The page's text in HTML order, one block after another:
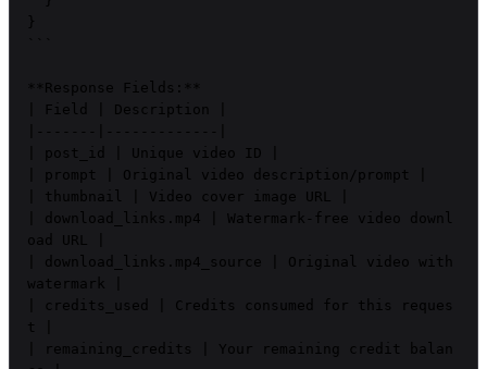
}
**Response Fields:**
| Field | Description |
|-------|-------------|
| post_id | Unique video ID |
| prompt | Original video description/prompt |
| thumbnail | Video cover image URL |
| download_links.mp4 | Watermark-free video downl
oad URL |
| download_links.mp4_source | Original video with
watermark |
| credits_used | Credits consumed for this reques
t |
| remaining_credits | Your remaining credit balan